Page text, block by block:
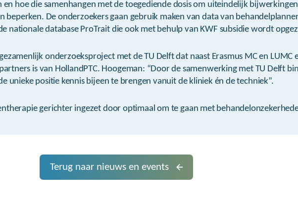
en hoe die samenhangen met de toegediende dosis om uiteindelijk
beperken. De onderzoekers gaan gebruik maken van data van
nationale database ProTrait die ook met behulp van KWF subsidie wordt
gezamenlijk onderzoeksproject met de TU Delft dat naast Erasmus MC en LUMC
is van HollandPTC. Hoogeman: “Door de samenwerking met TU Delft
unieke positie kennis bijeen te brengen vanuit de kliniek én de techniek”.
gerichter ingezet door optimaal om te gaan met
Terug naar nieuws en events